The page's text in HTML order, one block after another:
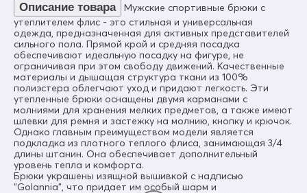
Материал подкладки
Полиэстер/Флис
Материал наполнителя
Флис
Тип кармана
Прорезной на молнии
Покрой брюк
Прямой
Тип упаковки
Пакет
Рост
от 155 до 195
Описание товара
Мужские спортивные брюки с
утеплителем флис - это стильная и универсальная
одежда, предназначенная для активных представителей
сильного пола. Прямой крой и средняя посадка
обеспечивают идеальную посадку на фигуре, не
ограничивая при этом свободу движений. Качественные
материалы и дышащая структура ткани из 100%
полиэстера облегчают уход и придают легкость. Эти
утепленные брюки оснащены двумя карманами с
молниями для хранения мелких предметов, а также имеют
шлевки для ремня и застежку на молнию, кнопку и крючок.
Однако главным преимуществом модели является
подкладка из плотного теплого флиса, занимающая 3/4
длины штанин. Она обеспечивает дополнительный
уровень тепла и комфорта.
Брюки украшены изящной вышивкой с надписью
“Golannia”, что придает им особый шарм и